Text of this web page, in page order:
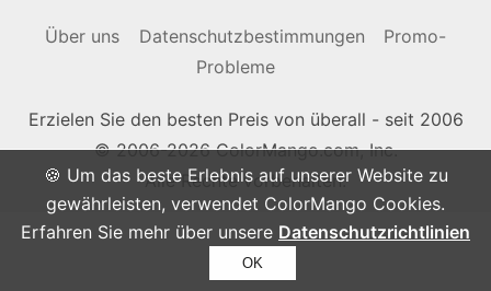
🍪 Um das beste Erlebnis auf unserer Website zu
gewährleisten, verwendet ColorMango Cookies.
Erfahren Sie mehr über unsere Datenschutzrichtlinien
OK
Über uns Datenschutzbestimmungen
Promo-
Probleme
Erzielen Sie den besten Preis von überall - seit 2006
© 2006-2026 ColorMango.com, Inc.
Alle Rechte vorbehalten.